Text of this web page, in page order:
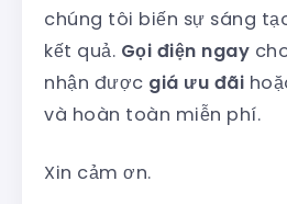
chúng tôi biến sự sáng
kết quả. Gọi điện ngay
nhận được giá ưu đãi
và hoàn toàn miễn phí.
Xin cảm ơn.